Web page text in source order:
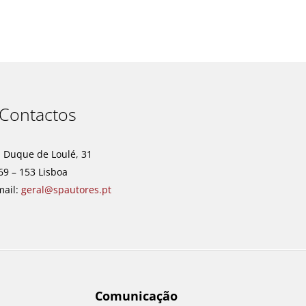
Contactos
Duque de Loulé, 31
– 153 Lisboa
geral@spautores.pt
Comunicação